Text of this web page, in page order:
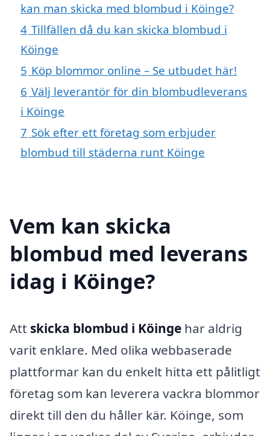
kan man skicka med blombud i Köinge?
4 Tillfällen då du kan skicka blombud i
Köinge
5 Köp blommor online – Se utbudet här!
6 Välj leverantör för din blombudleverans
i Köinge
7 Sök efter ett företag som erbjuder
blombud till städerna runt Köinge
Vem kan skicka
blombud med leverans
idag i Köinge?
Att skicka blombud i Köinge har aldrig
varit enklare. Med olika webbaserade
plattformar kan du enkelt hitta ett pålitligt
företag som kan leverera vackra blommor
direkt till den du håller kär. Köinge, som